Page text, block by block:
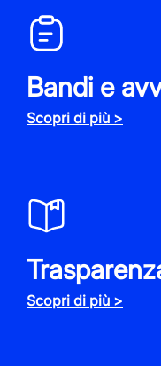
Bandi e
Scopri di più >
Scopri di più >